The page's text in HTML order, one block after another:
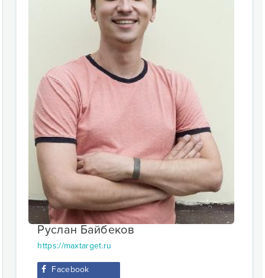
Руслан Байбеков
https://maxtarget.ru
Facebook